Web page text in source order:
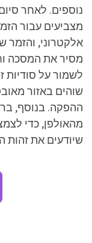
נוספים. לאחר
מצביעים עבור
אלקטרוני, והזמר
מסיר את המסכה
לשמור על
שוהים באזור
ההפקה. בנוסף,
מהאולפן, כדי
שיודעים את